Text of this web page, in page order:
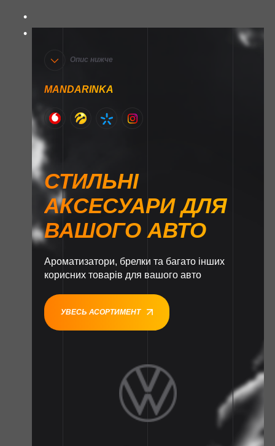
Опис нижче
MANDARINKA
СТИЛЬНІ
АКСЕСУАРИ ДЛЯ
ВАШОГО АВТО
Ароматизатори, брелки та багато інших
корисних товарів для вашого авто
УВЕСЬ АСОРТИМЕНТ